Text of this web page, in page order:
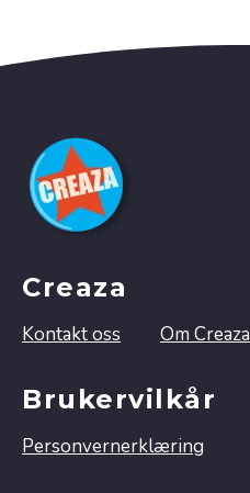
Creaza
Kontakt oss Om Creaza
Brukervilkår
Personvernerklæring